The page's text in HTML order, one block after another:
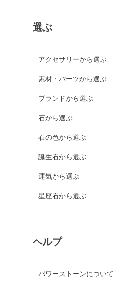
選ぶ
アクセサリーから選ぶ
素材・パーツから選ぶ
ブランドから選ぶ
石から選ぶ
石の色から選ぶ
誕生石から選ぶ
運気から選ぶ
星座石から選ぶ
ヘルプ
パワーストーンについて